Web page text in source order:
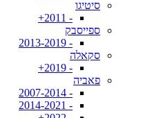
סיטיגו
- 2011+
ספייסבק
- 2013-2019
סקאלה
- 2019+
פאביה
- 2007-2014
- 2014-2021